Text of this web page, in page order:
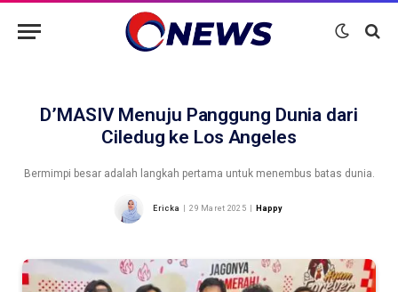
D’MASIV Menuju Panggung Dunia dari
Ciledug ke Los Angeles
Bermimpi besar adalah langkah pertama untuk menembus batas dunia.
Ericka 29 Maret 2025 Happy